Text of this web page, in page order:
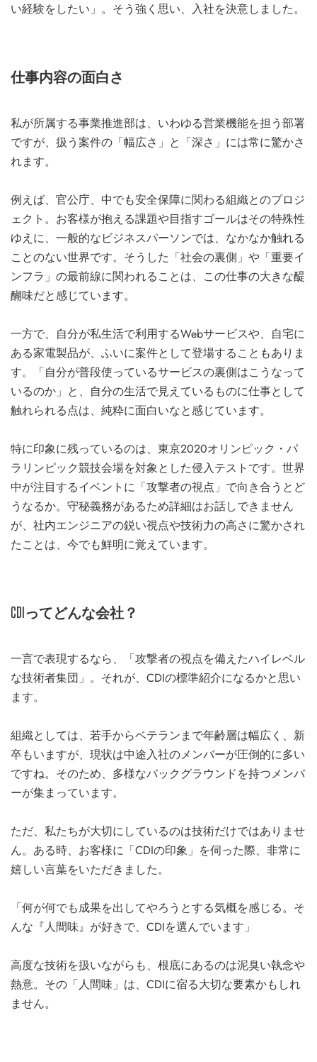
い経験をしたい」。そう強く思い、入社を決意しました。
仕事内容の面白さ
私が所属する事業推進部は、いわゆる営業機能を担う部署
ですが、扱う案件の「幅広さ」と「深さ」には常に驚かさ
れます。
例えば、官公庁、中でも安全保障に関わる組織とのプロジ
ェクト。お客様が抱える課題や目指すゴールはその特殊性
ゆえに、一般的なビジネスパーソンでは、なかなか触れる
ことのない世界です。そうした「社会の裏側」や「重要イ
ンフラ」の最前線に関われることは、この仕事の大きな醍
醐味だと感じています。
一方で、自分が私生活で利用するWebサービスや、自宅に
ある家電製品が、ふいに案件として登場することもありま
す。「自分が普段使っているサービスの裏側はこうなって
いるのか」と、自分の生活で見えているものに仕事として
触れられる点は、純粋に面白いなと感じています。
特に印象に残っているのは、東京2020オリンピック・パ
ラリンピック競技会場を対象とした侵入テストです。世界
中が注目するイベントに「攻撃者の視点」で向き合うとど
うなるか。守秘義務があるため詳細はお話しできません
が、社内エンジニアの鋭い視点や技術力の高さに驚かされ
たことは、今でも鮮明に覚えています。
CDIってどんな会社？
一言で表現するなら、「攻撃者の視点を備えたハイレベル
な技術者集団」。それが、CDIの標準紹介になるかと思い
ます。
組織としては、若手からベテランまで年齢層は幅広く、新
卒もいますが、現状は中途入社のメンバーが圧倒的に多い
ですね。そのため、多様なバックグラウンドを持つメンバ
ーが集まっています。
ただ、私たちが大切にしているのは技術だけではありませ
ん。ある時、お客様に「CDIの印象」を伺った際、非常に
嬉しい言葉をいただきました。
「何が何でも成果を出してやろうとする気概を感じる。そ
んな『人間味』が好きで、CDIを選んでいます」
高度な技術を扱いながらも、根底にあるのは泥臭い執念や
熱意。その「人間味」は、CDIに宿る大切な要素かもしれ
ません。